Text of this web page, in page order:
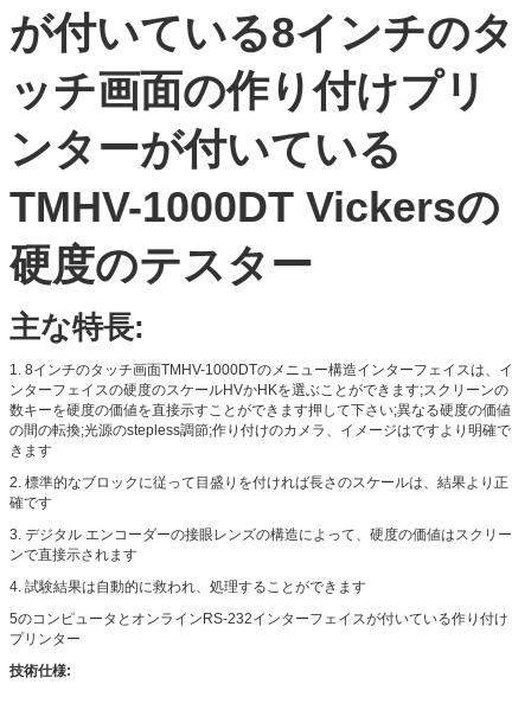
が付いている8インチのタ
ッチ画面の作り付けプリ
ンターが付いている
TMHV-1000DT Vickersの
硬度のテスター
主な特長:
1. 8インチのタッチ画面TMHV-1000DTのメニュー構造インターフェイスは、イ
ンターフェイスの硬度のスケールHVかHKを選ぶことができます;スクリーンの
数キーを硬度の価値を直接示すことができます押して下さい;異なる硬度の価値
の間の転換;光源のstepless調節;作り付けのカメラ、イメージはですより明確で
きます
2. 標準的なブロックに従って目盛りを付ければ長さのスケールは、結果より正
確です
3. デジタル エンコーダーの接眼レンズの構造によって、硬度の価値はスクリー
ンで直接示されます
4. 試験結果は自動的に救われ、処理することができます
5のコンピュータとオンラインRS-232インターフェイスが付いている作り付け
プリンター
技術仕様: